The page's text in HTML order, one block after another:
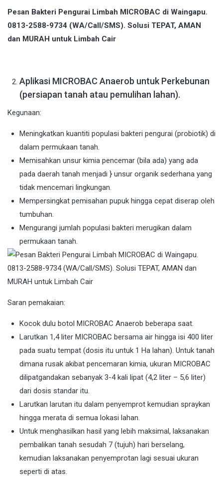
Pesan Bakteri Pengurai Limbah MICROBAC di Waingapu.
0813-2588-9734 (WA/Call/SMS). Solusi TEPAT, AMAN
dan MURAH untuk Limbah Cair
Aplikasi MICROBAC Anaerob untuk Perkebunan
(persiapan tanah atau pemulihan lahan).
Kegunaan:
Meningkatkan kuantiti populasi bakteri pengurai (probiotik) di
dalam permukaan tanah.
Memisahkan unsur kimia pencemar (bila ada) yang ada
pada daerah tanah menjadi } unsur organik sederhana yang
tidak mencemari lingkungan.
Mempersingkat pemisahan pupuk hingga cepat diserap oleh
tumbuhan.
Mengurangi jumlah populasi bakteri merugikan dalam
permukaan tanah.
Saran pemakaian:
Kocok dulu botol MICROBAC Anaerob beberapa saat.
Larutkan 1,4 liter MICROBAC bersama air hingga isi 400 liter
pada suatu tempat (dosis itu untuk 1 Ha lahan). Untuk tanah
dimana rusak akibat pencemaran kimia, ukuran MICROBAC
dilipatgandakan sebanyak 3-4 kali lipat (4,2 liter – 5,6 liter)
dari dosis standar itu.
Larutkan larutan itu dalam penyemprot kemudian spraykan
hingga merata di semua lokasi lahan.
Untuk menghasilkan hasil yang lebih maksimal, laksanakan
pembalikan tanah sesudah 7 (tujuh) hari berselang,
kemudian laksanakan penyemprotan lagi sesuai ukuran
seperti di atas.